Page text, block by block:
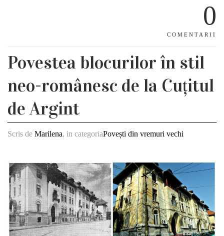
0
COMENTARII
Povestea blocurilor în stil
neo-românesc de la Cuțitul
de Argint
Scris de Marilena, in categoriaPovești din vremuri vechi